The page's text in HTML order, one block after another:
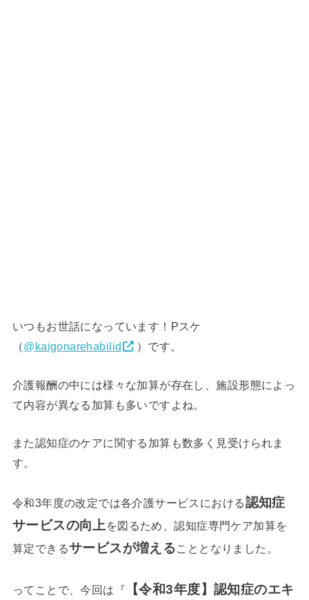
いつもお世話になっています！Pスケ
（@kaigonarehabilid ）です。
介護報酬の中には様々な加算が存在し、施設形態によっ
て内容が異なる加算も多いですよね。
また認知症のケアに関する加算も数多く見受けられま
す。
令和3年度の改定では各介護サービスにおける認知症
サービスの向上を図るため、認知症専門ケア加算を
算定できるサービスが増えることとなりました。
ってことで、今回は『 【令和3年度】 認知症のエキ